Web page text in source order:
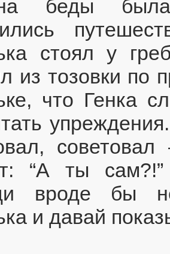
беды
стоял у
из тозовки по
что Генка
“А ты
вроде бы
и давай